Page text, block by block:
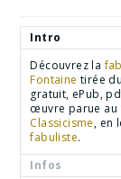
Intro
Découvrez la
Fontaine tirée
gratuit, ePub,
œuvre parue au
Classicisme, en
fabuliste.
Infos